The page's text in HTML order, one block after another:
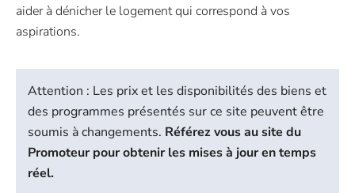
aider à dénicher le logement qui correspond à vos
aspirations.
Attention : Les prix et les disponibilités des biens et
des programmes présentés sur ce site peuvent être
soumis à changements. Référez vous au site du
Promoteur pour obtenir les mises à jour en temps
réel.